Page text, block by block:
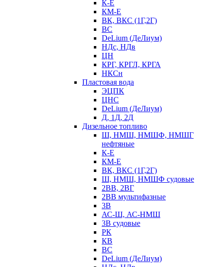
К-Е
КМ-Е
ВК, ВКС (1Г,2Г)
ВС
DeLium (ДеЛиум)
НДс, НДв
ЦН
КРГ, КРГЛ, КРГА
НКСн
Пластовая вода
ЭЦПК
ЦНС
DeLium (ДеЛиум)
Д, 1Д, 2Д
Дизельное топливо
Ш, НМШ, НМШФ, НМШГ
нефтяные
К-Е
КМ-Е
ВК, ВКС (1Г,2Г)
Ш, НМШ, НМШФ судовые
2ВВ, 2ВГ
2ВВ мультифазные
3В
АС-Ш, АС-НМШ
3В судовые
РК
КВ
ВС
DeLium (ДеЛиум)